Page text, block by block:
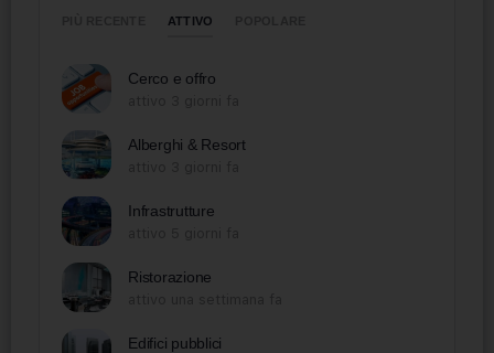
ATTIVO
Cerco e offro
Alberghi & Resort
Infrastrutture
Ristorazione
Edifici pubblici